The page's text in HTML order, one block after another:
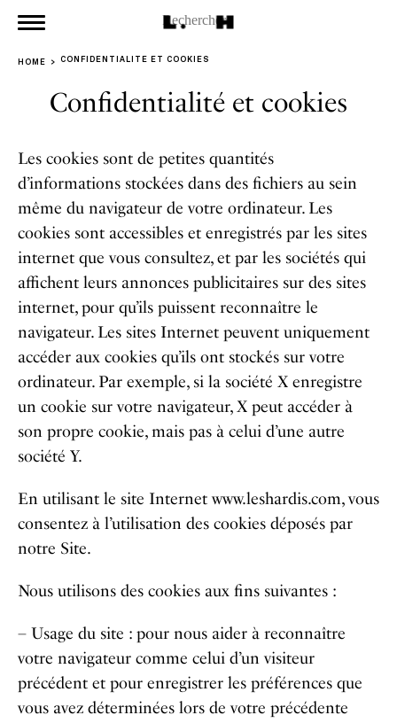
HOME CONFIDENTIALITÉ ET COOKIES
Confidentialité et cookies
Les cookies sont de petites quantités
d’informations stockées dans des fichiers au sein
même du navigateur de votre ordinateur. Les
cookies sont accessibles et enregistrés par les sites
internet que vous consultez, et par les sociétés qui
affichent leurs annonces publicitaires sur des sites
internet, pour qu’ils puissent reconnaître le
navigateur. Les sites Internet peuvent uniquement
accéder aux cookies qu’ils ont stockés sur votre
ordinateur. Par exemple, si la société X enregistre
un cookie sur votre navigateur, X peut accéder à
son propre cookie, mais pas à celui d’une autre
société Y.
En utilisant le site Internet www.leshardis.com, vous
consentez à l’utilisation des cookies déposés par
notre Site.
Nous utilisons des cookies aux fins suivantes :
– Usage du site : pour nous aider à reconnaître
votre navigateur comme celui d’un visiteur
précédent et pour enregistrer les préférences que
vous avez déterminées lors de votre précédente